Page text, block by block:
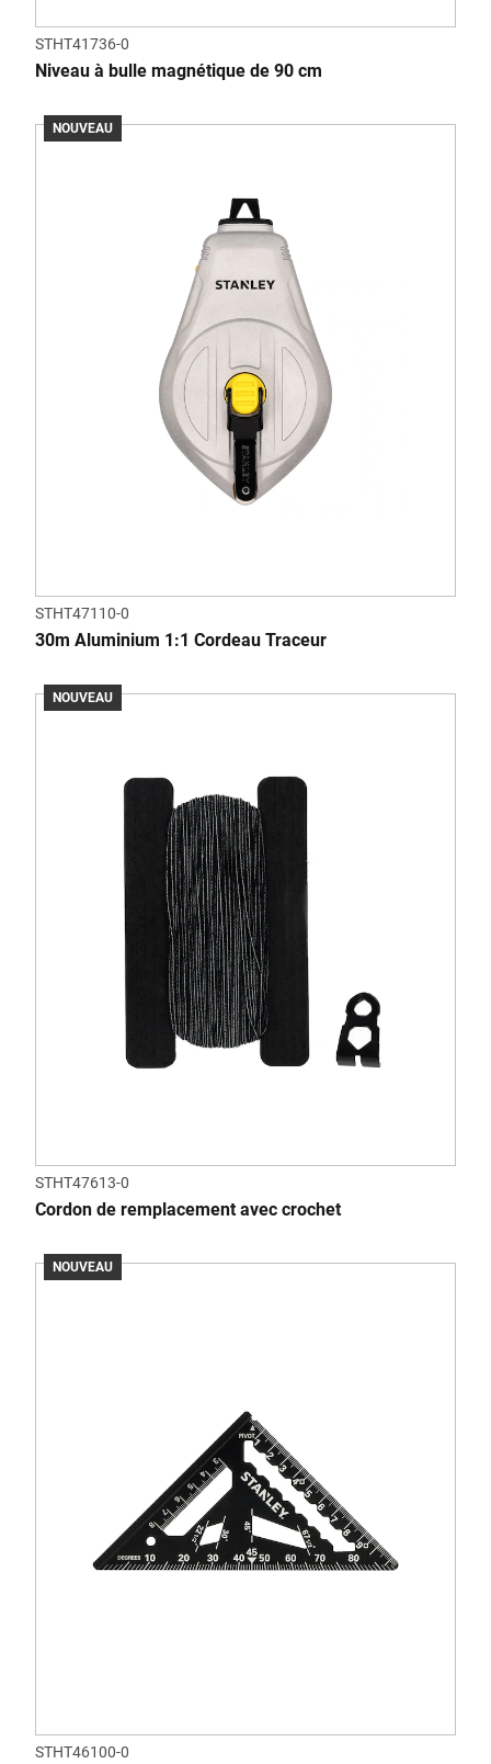
STHT41736-0
Niveau à bulle magnétique de 90 cm
NOUVEAU
STHT47110-0
30m Aluminium 1:1 Cordeau Traceur
NOUVEAU
STHT47613-0
Cordon de remplacement avec crochet
NOUVEAU
STHT46100-0